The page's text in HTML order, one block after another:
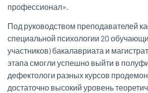
профессионал».
Под руководством преподавателей
специальной психологии 20
участников) бакалавриата и
этапа смогли успешно выйти в
дефектологи разных курсов
достаточно высокий уровень